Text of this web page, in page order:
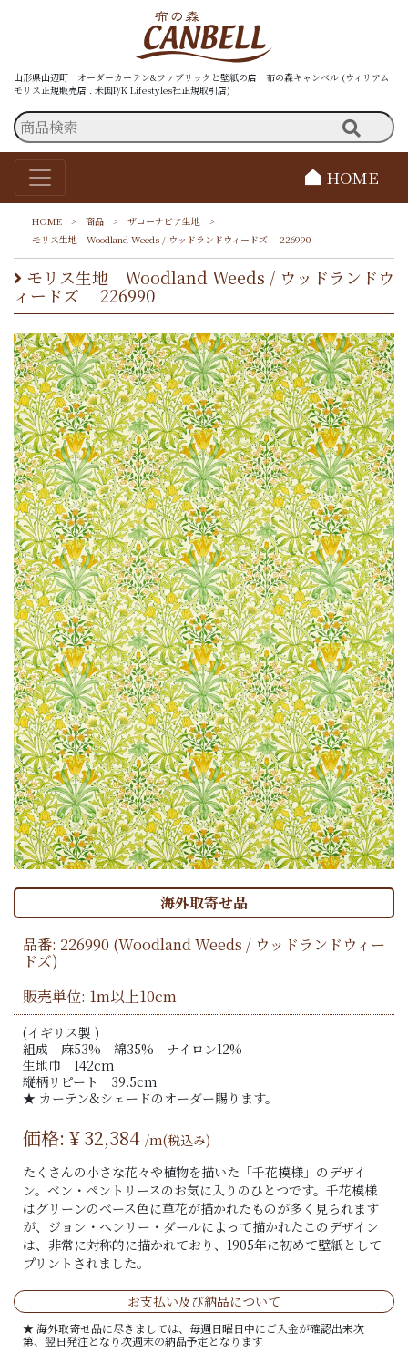
山形県山辺町 オーダーカーテン&ファブリックと壁紙の店 布の森キャンベル (ウィリアム
モリス正規販売店 . 米国P/K Lifestyles社正規取引店)
HOME
HOME > 商品 > ザコーナビア生地
>
モリス生地 Woodland Weeds / ウッドランドウィードズ 226990
モリス生地 Woodland Weeds / ウッドランドウ
ィードズ 226990
海外取寄せ品
品番: 226990 (Woodland Weeds / ウッドランドウィー
ドズ)
販売単位: 1m以上10cm
(イギリス製 )
組成 麻53% 綿35% ナイロン12%
生地巾 142cm
縦柄リピート 39.5cm
★ カーテン&シェードのオーダー賜ります。
価格: ¥32,384 /m(税込み)
たくさんの小さな花々や植物を描いた「千花模様」のデザイ
ン。ベン・ペントリースのお気に入りのひとつです。千花模様
はグリーンのベース色に草花が描かれたものが多く見られます
が、ジョン・ヘンリー・ダールによって描かれたこのデザイン
は、非常に対称的に描かれており、1905年に初めて壁紙として
プリントされました。
お支払い及び納品について
★ 海外取寄せ品に尽きましては、毎週日曜日中にご入金が確認出来次
第、翌日発注となり次週末の納品予定となります